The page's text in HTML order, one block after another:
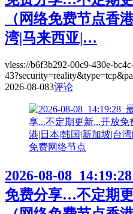
（网络免费节点香
湾|马来西亚|…
vless://b6f3b292-00c9-430e-
2026-08-083评论
免费网络节点
2026-08-
免费分享…不定期